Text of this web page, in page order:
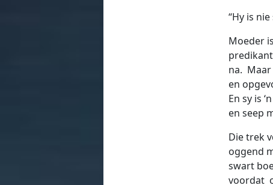
“Hy is
Moeder
na. Maar
en
En sy is
en seep
Die trek
oggend
swart
voordat